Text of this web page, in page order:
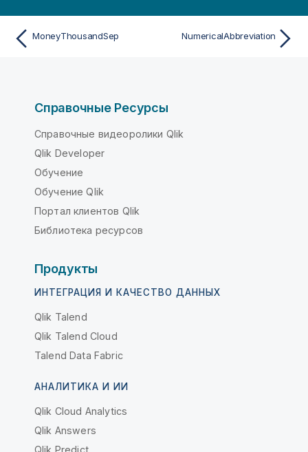
MoneyThousandSep NumericalAbbreviation
Справочные Ресурсы
Справочные видеоролики Qlik
Qlik Developer
Обучение
Обучение Qlik
Портал клиентов Qlik
Библиотека ресурсов
Продукты
ИНТЕГРАЦИЯ И КАЧЕСТВО ДАННЫХ
Qlik Talend
Qlik Talend Cloud
Talend Data Fabric
АНАЛИТИКА И ИИ
Qlik Cloud Analytics
Qlik Answers
Qlik Predict